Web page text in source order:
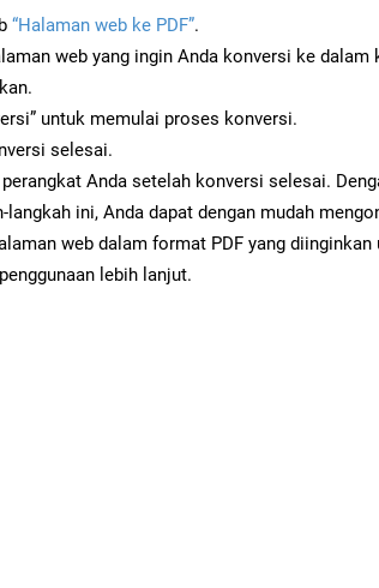
“Halaman web ke PDF”.
web yang ingin Anda konversi ke dalam
untuk memulai proses konversi.
selesai.
Anda setelah konversi selesai.
langkah ini, Anda dapat dengan mudah
web dalam format PDF yang diinginkan
lebih lanjut.